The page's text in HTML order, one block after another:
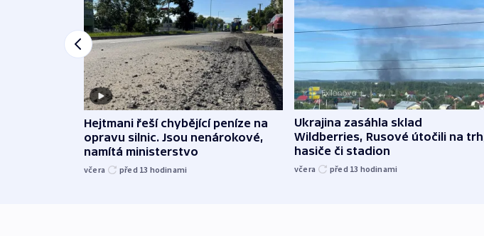
Hejtmani řeší chybějící peníze na
opravu silnic. Jsou nenárokové,
namítá ministerstvo
včera před 13 hodinami
Ukrajina zasáhla sklad
Wildberries, Rusové útočili na
hasiče či stadion
včera před 13 hodinami